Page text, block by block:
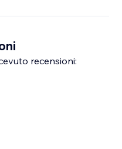
recensioni: